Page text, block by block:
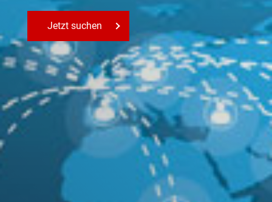
Jetzt suchen